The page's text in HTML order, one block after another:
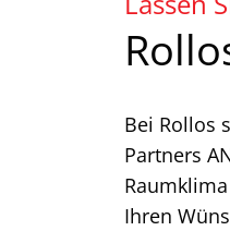
Bei Rollos
Partners
Ihren